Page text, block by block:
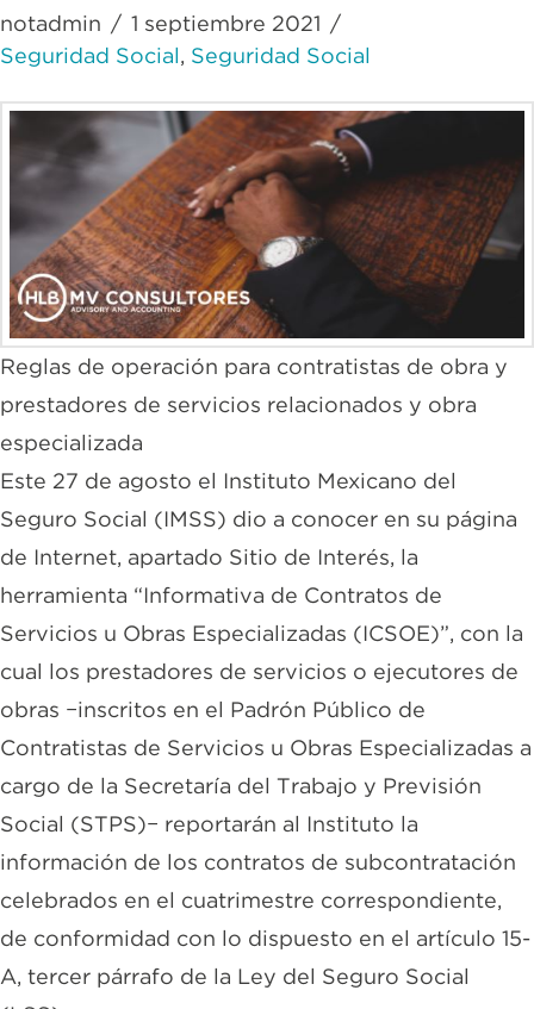
notadmin
1 septiembre 2021
Seguridad Social, Seguridad Social
Reglas de operación para contratistas de obra y
prestadores de servicios relacionados y obra
especializada
Este 27 de agosto el Instituto Mexicano del
Seguro Social (IMSS) dio a conocer en su página
de Internet, apartado Sitio de Interés, la
herramienta “Informativa de Contratos de
Servicios u Obras Especializadas (ICSOE)”, con la
cual los prestadores de servicios o ejecutores de
obras −inscritos en el Padrón Público de
Contratistas de Servicios u Obras Especializadas a
cargo de la Secretaría del Trabajo y Previsión
Social (STPS)− reportarán al Instituto la
información de los contratos de subcontratación
celebrados en el cuatrimestre correspondiente,
de conformidad con lo dispuesto en el artículo 15-
A, tercer párrafo de la Ley del Seguro Social